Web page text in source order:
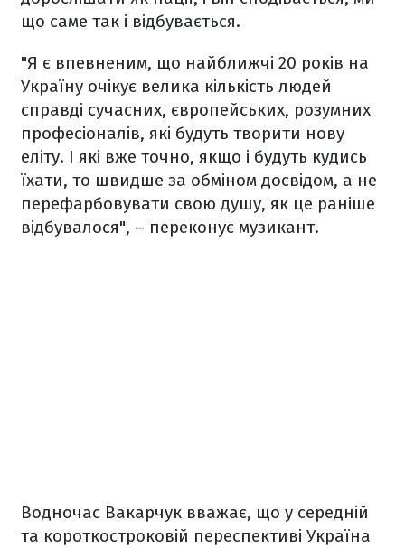
що саме так і відбувається.
"Я є впевненим, що найближчі 20 років на
Україну очікує велика кількість людей
справді сучасних, європейських, розумних
професіоналів, які будуть творити нову
еліту. І які вже точно, якщо і будуть кудись
їхати, то швидше за обміном досвідом, а не
перефарбовувати свою душу, як це раніше
відбувалося", – переконує музикант.
Водночас Вакарчук вважає, що у середній
та короткостроковій переспективі Україна